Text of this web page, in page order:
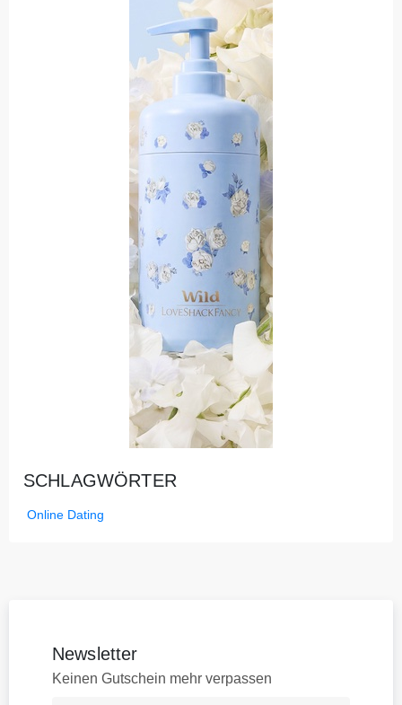
SCHLAGWÖRTER
Online Dating
Newsletter
Keinen Gutschein mehr verpassen